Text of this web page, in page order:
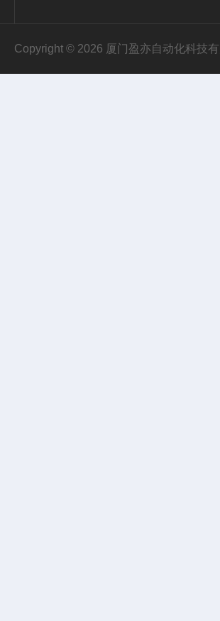
Copyright © 2026 厦门盈亦自动化科技